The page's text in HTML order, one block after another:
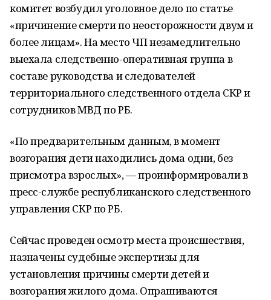
комитет возбудил уголовное дело по статье
«причинение смерти по неосторожности двум и
более лицам». На место ЧП незамедлительно
выехала следственно-оперативная группа в
составе руководства и следователей
территориального следственного отдела СКР и
сотрудников МВД по РБ.
«По предварительным данным, в момент
возгорания дети находились дома одни, без
присмотра взрослых», — проинформировали в
пресс-службе республиканского следственного
управления СКР по РБ.
Сейчас проведен осмотр места происшествия,
назначены судебные экспертизы для
установления причины смерти детей и
возгорания жилого дома. Опрашиваются